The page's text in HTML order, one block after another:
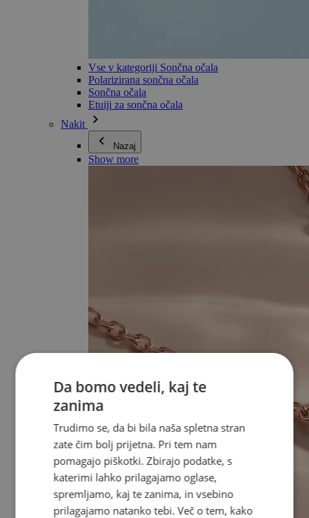
Vse v kategoriji Sončna očala
Polarizirana sončna očala
Sončna očala
Etuiji za sončna očala
Nakit
Nazaj
Show more
Da bomo vedeli, kaj te
zanima
Trudimo se, da bi bila naša spletna stran
zate čim bolj prijetna. Pri tem nam
pomagajo piškotki. Zbirajo podatke, s
katerimi lahko prilagajamo oglase,
spremljamo, kaj te zanima, in vsebino
prilagajamo natanko tebi. Več o tem, kako